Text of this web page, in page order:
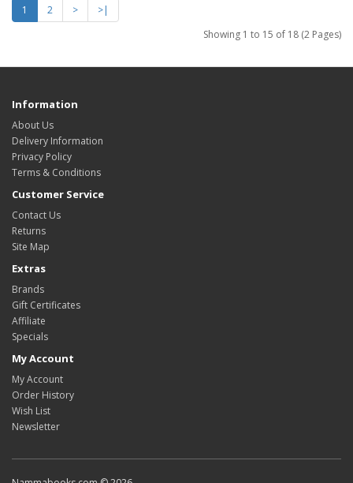
1 2 >
>|
Showing 1 to 15 of 18 (2 Pages)
Information
About Us
Delivery Information
Privacy Policy
Terms & Conditions
Customer Service
Contact Us
Returns
Site Map
Extras
Brands
Gift Certificates
Affiliate
Specials
My Account
My Account
Order History
Wish List
Newsletter